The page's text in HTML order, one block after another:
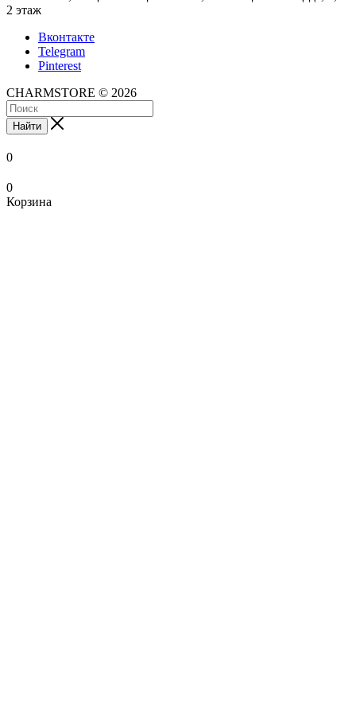
2 этаж
Вконтакте
Telegram
Pinterest
CHARMSTORE © 2026
Найти
0
0
Корзина